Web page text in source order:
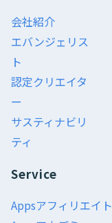
会社紹介
エバンジェリス
ト
認定クリエイタ
ー
サスティナビリ
ティ
Service
Appsアフィリエイト